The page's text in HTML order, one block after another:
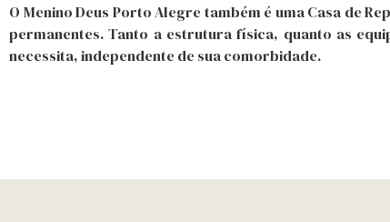
O Menino Deus Porto Alegre também é uma Casa de
permanentes. Tanto a estrutura física, quanto as
necessita, independente de sua comorbidade.